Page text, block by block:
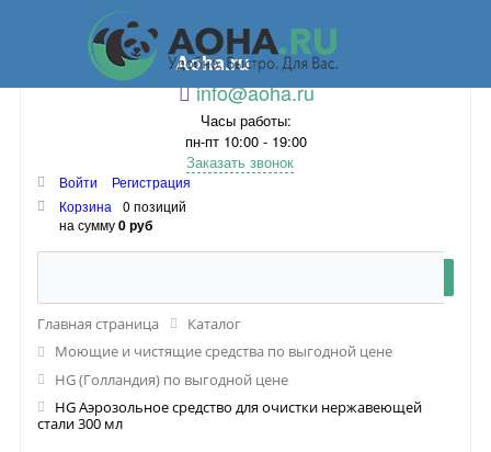
Aoha.ru
info@aoha.ru
Часы работы:
пн-пт 10:00 - 19:00
Заказать звонок
Войти
Регистрация
Корзина
0 позиций
на сумму0 руб
Главная страница
Каталог
Моющие и чистящие средства по выгодной цене
HG (Голландия) по выгодной цене
HG Аэрозольное средство для очистки нержавеющей
стали 300 мл